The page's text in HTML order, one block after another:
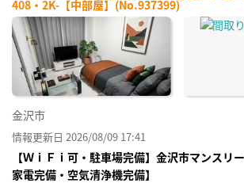
408・2K-【中部屋】(No.937399)
金沢市
情報更新日 2026/08/09 17:41
【ＷｉＦｉ可・駐車場完備】金沢市マンスリ
家電完備・空気清浄機完備】